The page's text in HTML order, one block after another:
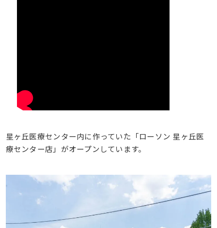
星ヶ丘医療センター内に作っていた「ローソン 星ヶ丘医
療センター店」がオープンしています。